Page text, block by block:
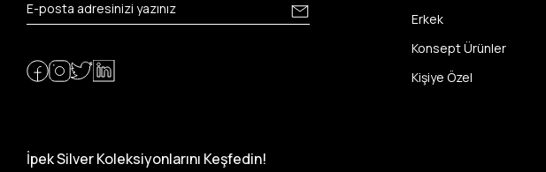
Erkek
Konsept Ürünler
Kişiye Özel
İpek Silver Koleksiyonlarını Keşfedin!